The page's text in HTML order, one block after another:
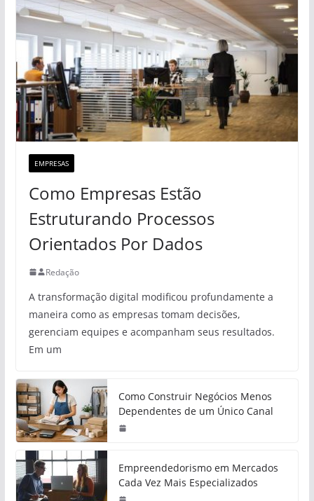
EMPRESAS
Como Empresas Estão
Estruturando Processos
Orientados Por Dados
Redação
A transformação digital modificou profundamente a
maneira como as empresas tomam decisões,
gerenciam equipes e acompanham seus resultados.
Em um
Como Construir Negócios Menos
Dependentes de um Único Canal
Empreendedorismo em Mercados
Cada Vez Mais Especializados